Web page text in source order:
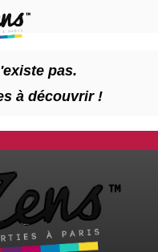
pas.
à découvrir !